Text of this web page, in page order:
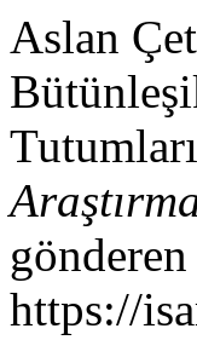
Aslan
gönderen
https://